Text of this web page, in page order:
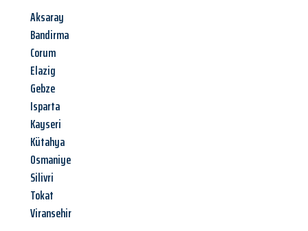
Aksaray
Bandirma
Corum
Elazig
Gebze
Isparta
Kayseri
Kütahya
Osmaniye
Silivri
Tokat
Viransehir